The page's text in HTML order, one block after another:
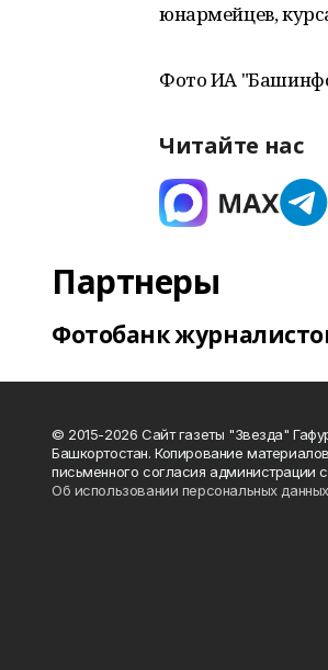
юнармейцев,
Фото ИА
Читайте нас
Партнеры
Фотобанк
© 2015-2026 Сайт газеты "Звезда"
Башкортостан. Копирование
письменного согласия администрации
Об использовании персональных данных